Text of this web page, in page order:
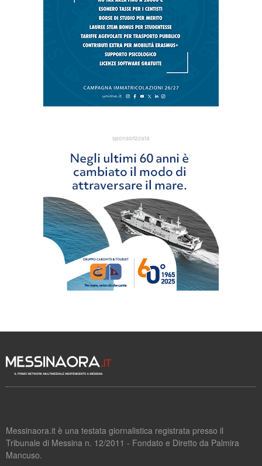
sponsorizzata
Messinaora.it è una testata giornalistica registrata presso il
Tribunale di Messina n. 12/2011 - Fondato e Diretto da Palmira
Mancuso.